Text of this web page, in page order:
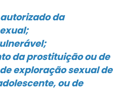
da
da prostituição ou de
exploração sexual de
ou de